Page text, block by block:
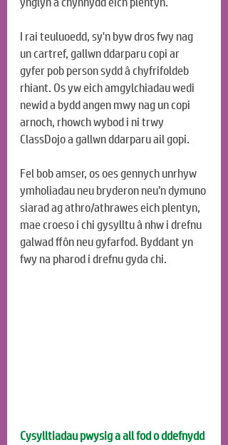
I rai teuluoedd, sy'n byw dros fwy nag
un cartref, gallwn ddarparu copi ar
gyfer pob person sydd â chyfrifoldeb
rhiant. Os yw eich amgylchiadau wedi
newid a bydd angen mwy nag un copi
arnoch, rhowch wybod i ni trwy
ClassDojo a gallwn ddarparu ail gopi.
Fel bob amser, os oes gennych unrhyw
ymholiadau neu bryderon neu’n dymuno
siarad ag athro/athrawes eich plentyn,
mae croeso i chi gysylltu â nhw i drefnu
galwad ffôn neu gyfarfod. Byddant yn
fwy na pharod i drefnu gyda chi.
Cysylltiadau pwysig a all fod o ddefnydd